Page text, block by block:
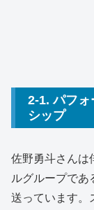
2-1. パフ
シップ
佐野勇斗さんは
ルグループであ
送っています。